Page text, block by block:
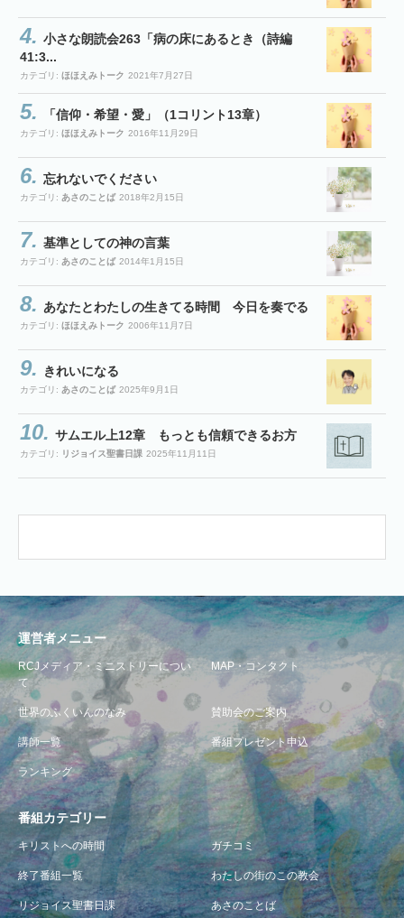
小さな朗読会263「病の床にあるとき（詩編
41:3...
カテゴリ: ほほえみトーク 2021年7月27日
「信仰・希望・愛」（1コリント13章）
カテゴリ: ほほえみトーク 2016年11月29日
忘れないでください
カテゴリ: あさのことば 2018年2月15日
基準としての神の言葉
カテゴリ: あさのことば 2014年1月15日
あなたとわたしの生きてる時間 今日を奏でる
カテゴリ: ほほえみトーク 2006年11月7日
きれいになる
カテゴリ: あさのことば 2025年9月1日
サムエル上12章 もっとも信頼できるお方
カテゴリ: リジョイス聖書日課 2025年11月11日
運営者メニュー
RCJメディア・ミニストリーについ
て
MAP・コンタクト
世界のふくいんのなみ 賛助会のご案内
講師一覧 番組プレゼント申込
ランキング
番組カテゴリー
キリストへの時間 ガチコミ
終了番組一覧 わたしの街のこの教会
リジョイス聖書日課 あさのことば